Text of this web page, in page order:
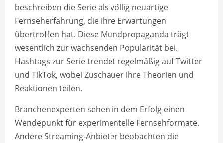
beschreiben die Serie als völlig neuartige
Fernseherfahrung, die ihre Erwartungen
übertroffen hat. Diese Mundpropaganda trägt
wesentlich zur wachsenden Popularität bei.
Hashtags zur Serie trendet regelmäßig auf Twitter
und TikTok, wobei Zuschauer ihre Theorien und
Reaktionen teilen.
Branchenexperten sehen in dem Erfolg einen
Wendepunkt für experimentelle Fernsehformate.
Andere Streaming-Anbieter beobachten die